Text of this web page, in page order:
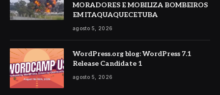
MORADORES E MOBILIZA BOMBEIROS
EM ITAQUAQUECETUBA
agosto 5, 2026
WordPress.org blog: WordPress 7.1
Release Candidate 1
agosto 5, 2026